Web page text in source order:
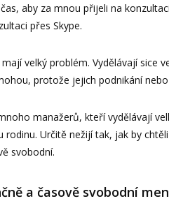
aby za mnou přijeli na
přes Skype.
velký problém. Vydělávají sice
protože jejich podnikání
manažerů, kteří vydělávají
rodinu. Určitě nežijí tak, jak by
svobodní.
a časově svobodní